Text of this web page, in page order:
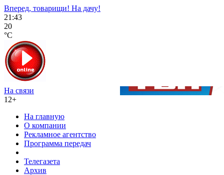
Вперед, товарищи! На дачу!
21:43
20
°C
На связи
12+
На главную
О компании
Рекламное агентство
Программа передач
Телегазета
Архив